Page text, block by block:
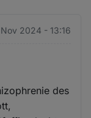
Nov 2024 - 13:16
des